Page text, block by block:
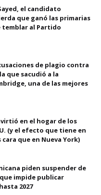
el candidato
que ganó las primarias
temblar al Partido
de plagio contra
que sacudió a la
una de las mejores
en el hogar de los
(y el efecto que tiene en
cara que en Nueva York)
piden suspender de
impide publicar
2027